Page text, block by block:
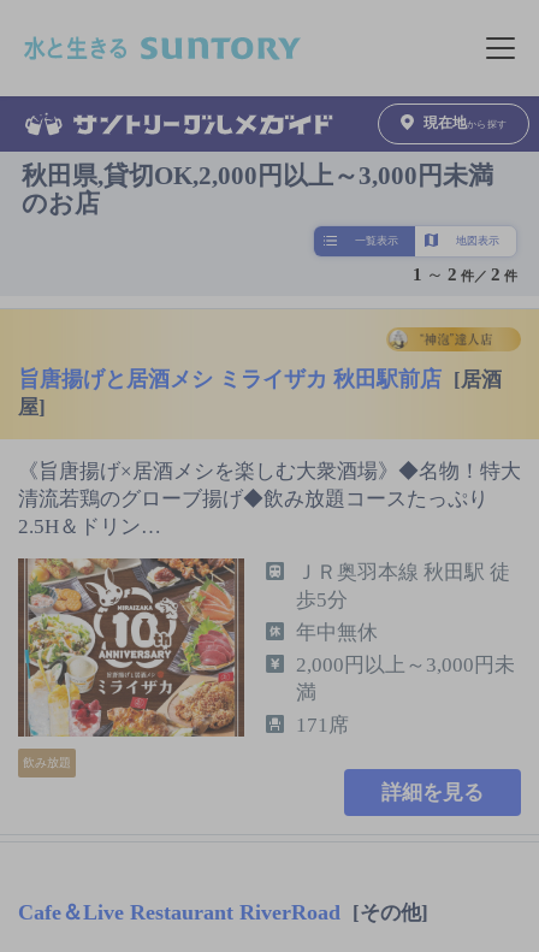
メニュ
現在地から探す
秋田県,貸切OK,2,000円以上～3,000円未満
のお店
一覧表示 地図表示
1 ～ 2 件／2 件
旨唐揚げと居酒メシ ミライザカ 秋田駅前店 [居酒
屋]
《旨唐揚げ×居酒メシを楽しむ大衆酒場》◆名物！特大
清流若鶏のグローブ揚げ◆飲み放題コースたっぷり
2.5H＆ドリン…
飲み放題
ＪＲ奥羽本線 秋田駅 徒
歩5分
年中無休
2,000円以上～3,000円未
満
171席
詳細を見る
Cafe＆Live Restaurant RiverRoad [その他]